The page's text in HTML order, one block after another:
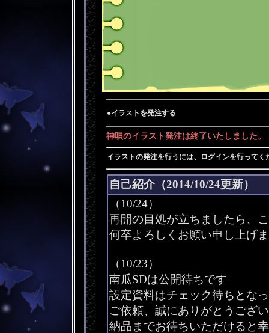
●イラストを発注する
神唄のイラスト発注は終了いたしました。
イラストの発注を行うには、ログインを行ってく
自己紹介（2014/10/24更新）
（10/24）
再開の目処が立ちましたら、
何卒よろしくお願い申し上げ
（10/23）
南瓜SDは公開待ちです
設定資料はチェック待ちとな
ご依頼、誠にありがとうござ
納品までお待ちいただけると